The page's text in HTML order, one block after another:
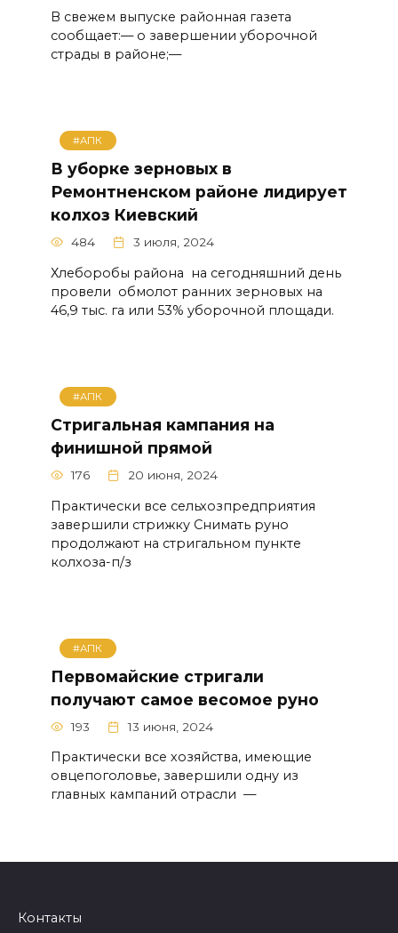
В свежем выпуске районная газета
сообщает:— о завершении уборочной
страды в районе;—
#АПК
В уборке зерновых в
Ремонтненском районе лидирует
колхоз Киевский
484 3 июля, 2024
Хлеборобы района на сегодняшний день
провели обмолот ранних зерновых на
46,9 тыс. га или 53% уборочной площади.
#АПК
Стригальная кампания на
финишной прямой
176 20 июня, 2024
Практически все сельхозпредприятия
завершили стрижку Снимать руно
продолжают на стригальном пункте
колхоза-п/з
#АПК
Первомайские стригали
получают самое весомое руно
193 13 июня, 2024
Практически все хозяйства, имеющие
овцепоголовье, завершили одну из
главных кампаний отрасли —
Контакты